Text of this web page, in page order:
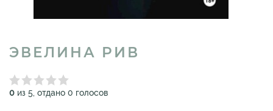
ЭВЕЛИНА РИВ
0 из 5, отдано 0 голосов